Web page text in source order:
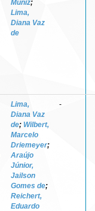
Muniz;
Lima,
Diana Vaz
de
Lima,
Diana Vaz
de; Wilbert,
Marcelo
Driemeyer;
Araújo
Júnior,
Jailson
Gomes de;
Reichert,
Eduardo
-